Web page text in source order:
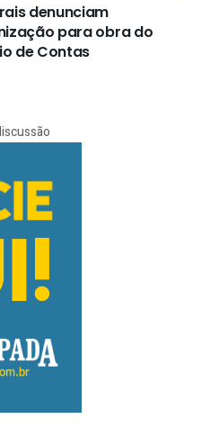
denunciam
para obra do
de Contas